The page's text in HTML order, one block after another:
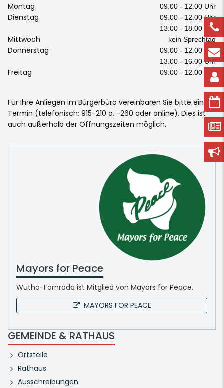
Montag 09.00 - 12.00 Uhr
Dienstag
09.00 - 12.00 Uhr
13.00 - 18.00 Uhr
Mittwoch kein Sprechtag
Donnerstag
09.00 - 12.00 Uhr
13.00 - 16.00 Uhr
Freitag 09.00 - 12.00 Uhr
Für Ihre Anliegen im Bürgerbüro vereinbaren Sie bitte einen
Termin (telefonisch: 915-210 o. -260 oder online). Dies ist
auch außerhalb der Öffnungszeiten möglich.
Mayors for Peace
Wutha-Farnroda ist Mitglied von Mayors for Peace.
MAYORS FOR PEACE
GEMEINDE & RATHAUS
Ortsteile
Rathaus
Ausschreibungen